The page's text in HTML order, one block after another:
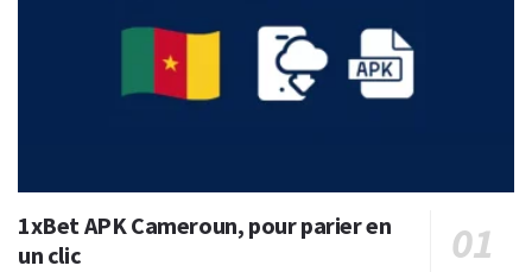
1xBet APK Cameroun, pour parier en
un clic